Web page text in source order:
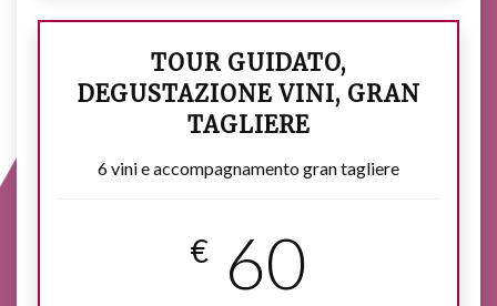
TOUR GUIDATO,
DEGUSTAZIONE VINI, GRAN
TAGLIERE
6 vini e accompagnamento gran tagliere
€ 60